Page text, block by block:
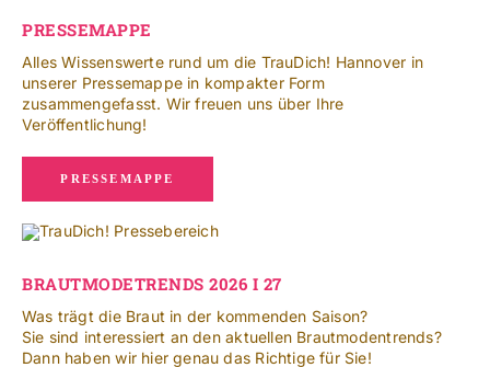
SUCHE
NACH:
Leichte Sprache
PRESSEMAPPE
Alles Wissenswerte rund um die TrauDich! Hannover in
unserer Pressemappe in kompakter Form
zusammengefasst. Wir freuen uns über Ihre
Veröffentlichung!
PRESSEMAPPE
BRAUTMODETRENDS 2026 I 27
Was trägt die Braut in der kommenden Saison?
Sie sind interessiert an den aktuellen Brautmodentrends?
Dann haben wir hier genau das Richtige für Sie!